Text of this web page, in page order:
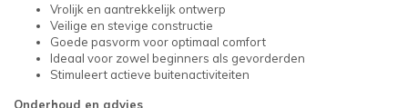
Vrolijk en aantrekkelijk ontwerp
Veilige en stevige constructie
Goede pasvorm voor optimaal comfort
Ideaal voor zowel beginners als gevorderden
Stimuleert actieve buitenactiviteiten
Onderhoud en advies